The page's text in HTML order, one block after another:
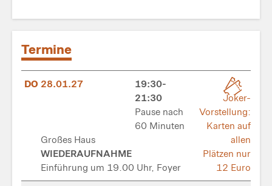
Termine
DO 28.01.27
19:30-
21:30
Pause nach
60 Minuten
Großes Haus
WIEDERAUFNAHME
Einführung um 19.00 Uhr, Foyer
Joker-
Vorstellung:
Karten auf
allen
Plätzen nur
12 Euro